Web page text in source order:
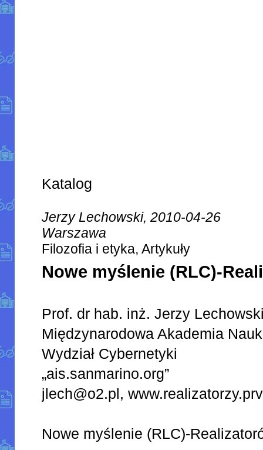
Katalog
Jerzy Lechowski, 2010-04-26
Warszawa
Filozofia i etyka, Artykuły
Nowe myślenie (RLC)-
Prof. dr hab. inż. Jerzy
Międzynarodowa Akademia
Wydział Cybernetyki
„ais.sanmarino.org”
jlech@o2.pl,
Nowe myślenie (RLC)-